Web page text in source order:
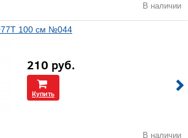
В наличии
100 см №044
210 руб.
Купить
В наличии